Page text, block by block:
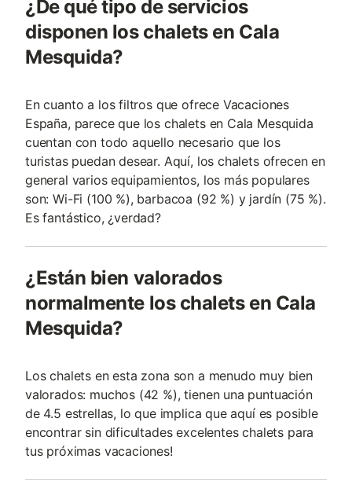
¿De qué tipo de servicios
disponen los chalets en Cala
Mesquida?
En cuanto a los filtros que ofrece Vacaciones
España, parece que los chalets en Cala Mesquida
cuentan con todo aquello necesario que los
turistas puedan desear. Aquí, los chalets ofrecen en
general varios equipamientos, los más populares
son: Wi-Fi (100 %), barbacoa (92 %) y jardín (75 %).
Es fantástico, ¿verdad?
¿Están bien valorados
normalmente los chalets en Cala
Mesquida?
Los chalets en esta zona son a menudo muy bien
valorados: muchos (42 %), tienen una puntuación
de 4.5 estrellas, lo que implica que aquí es posible
encontrar sin dificultades excelentes chalets para
tus próximas vacaciones!